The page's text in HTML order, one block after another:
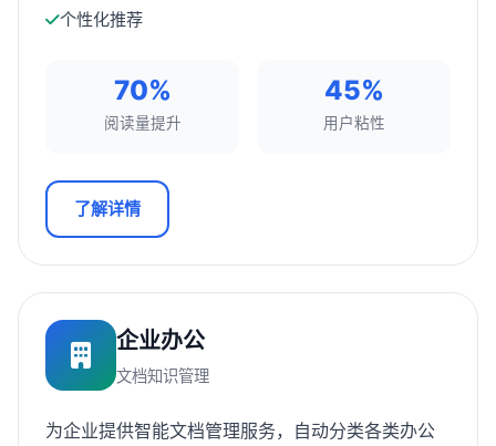
个性化推荐
70%
阅读量提升
45%
用户粘性
了解详情
企业办公
文档知识管理
为企业提供智能文档管理服务，自动分类各类办公